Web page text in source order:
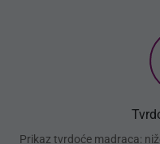
Prikaz tvrdoće madraca: